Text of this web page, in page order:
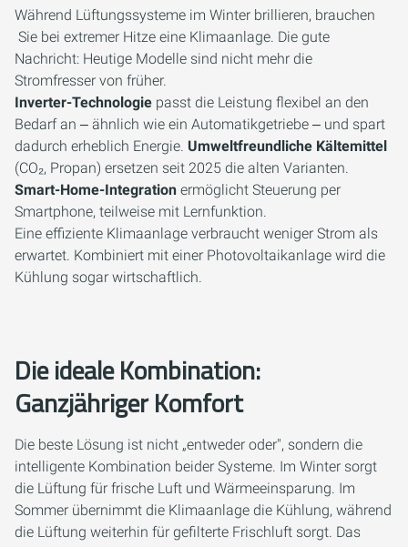
Während Lüftungssysteme im Winter brillieren, brauchen
Sie bei extremer Hitze eine Klimaanlage. Die gute
Nachricht: Heutige Modelle sind nicht mehr die
Stromfresser von früher.
Inverter-Technologie passt die Leistung flexibel an den
Bedarf an ‒ ähnlich wie ein Automatikgetriebe ‒ und spart
dadurch erheblich Energie. Umweltfreundliche Kältemittel
(CO₂, Propan) ersetzen seit 2025 die alten Varianten.
Smart-Home-Integration ermöglicht Steuerung per
Smartphone, teilweise mit Lernfunktion.
Eine effiziente Klimaanlage verbraucht weniger Strom als
erwartet. Kombiniert mit einer Photovoltaikanlage wird die
Kühlung sogar wirtschaftlich.
Die ideale Kombination:
Ganzjähriger Komfort
Die beste Lösung ist nicht „entweder oder", sondern die
intelligente Kombination beider Systeme. Im Winter sorgt
die Lüftung für frische Luft und Wärmeeinsparung. Im
Sommer übernimmt die Klimaanlage die Kühlung, während
die Lüftung weiterhin für gefilterte Frischluft sorgt. Das